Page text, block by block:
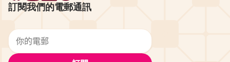
訂閱我們的電郵通訊